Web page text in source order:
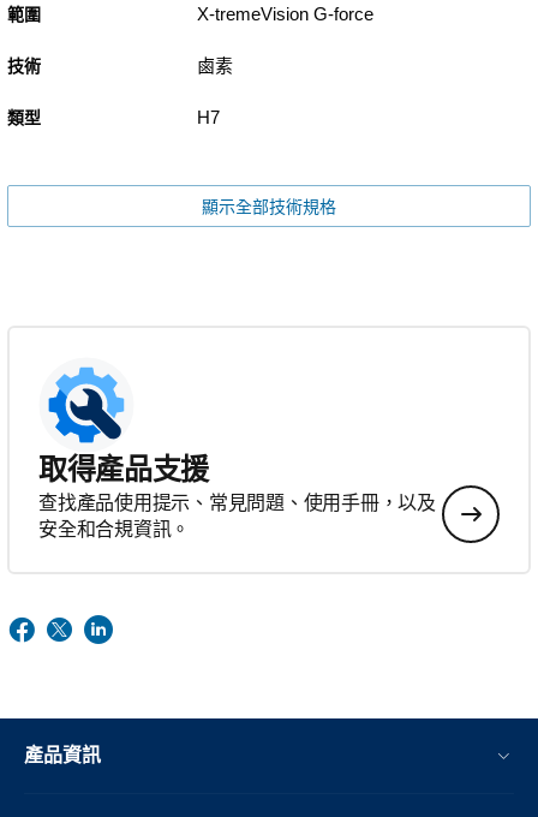
範圍 X-tremeVision G-force
技術 鹵素
類型 H7
顯示全部技術規格
取得產品支援
查找產品使用提示、常見問題、使用手冊，以及
安全和合規資訊。
產品資訊